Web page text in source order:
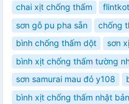
chai xịt chống thấm
sơn gỗ pu pha sẵn
chống
bình chống thấm dột
sơn
bình xịt chống thấm tường
sơn samurai mau đỏ y108
bình xịt chống thấm nhật bản